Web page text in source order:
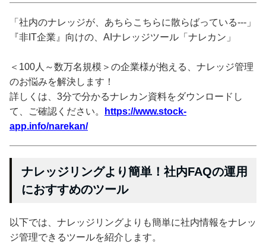
「社内のナレッジが、あちらこちらに散らばっている---」
『非IT企業』向けの、AIナレッジツール「ナレカン」
＜100人～数万名規模＞の企業様が抱える、ナレッジ管理
のお悩みを解決します！
詳しくは、3分で分かるナレカン資料をダウンロードし
て、ご確認ください。
https://www.stock-
app.info/narekan/
ナレッジリングより簡単！社内FAQの運用
におすすめのツール
以下では、ナレッジリングよりも簡単に社内情報をナレッ
ジ管理できるツールを紹介します。